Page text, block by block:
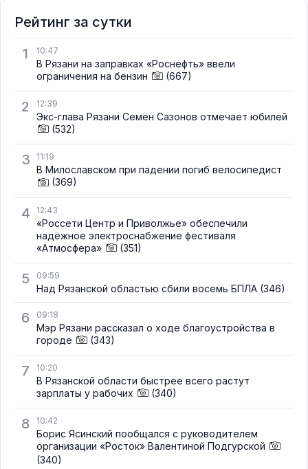
Рейтинг за сутки
1
10:47
В Рязани на заправках «Роснефть» ввели
ограничения на бензин
(667)
2 12:39
Экс-глава Рязани Семён Сазонов отмечает юбилей
(532)
3 11:19
В Милославском при падении погиб велосипедист
(369)
4 12:43
«Россети Центр и Приволжье» обеспечили
надёжное электроснабжение фестиваля
«Атмосфера»
(351)
5 09:59
Над Рязанской областью сбили восемь БПЛА (346)
6 09:18
Мэр Рязани рассказал о ходе благоустройства в
городе
(343)
7 10:20
В Рязанской области быстрее всего растут
зарплаты у рабочих
(340)
8 10:42
Борис Ясинский пообщался с руководителем
организации «Росток» Валентиной Подгурской
(340)